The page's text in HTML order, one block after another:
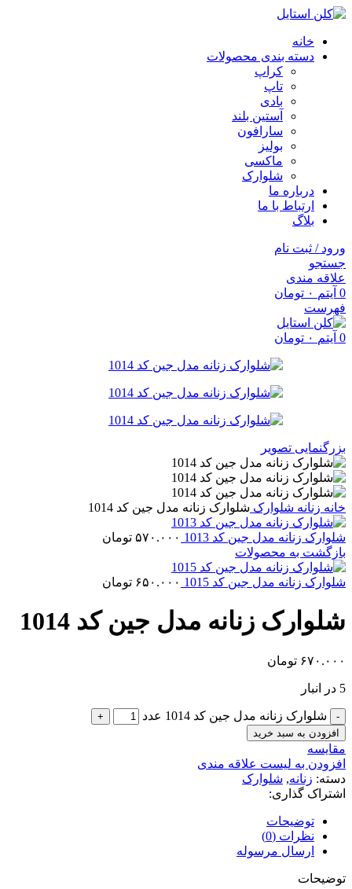
خانه
دسته بندی محصولات
کراپ
تاپ
بادی
آستین بلند
سارافون
بولیز
ماکسی
شلوارک
درباره ما
ارتباط با ما
بلاگ
ورود / ثبت نام
جستجو
علاقه مندی
0 آیتم ۰ تومان
فهرست
0 آیتم ۰ تومان
بزرگنمایی تصویر
خانه زنانه شلوارک شلوارک زنانه مدل جین کد 1014
شلوارک زنانه مدل جین کد 1013 ۵۷۰.۰۰۰ تومان
بازگشت به محصولات
شلوارک زنانه مدل جین کد 1015 ۶۵۰.۰۰۰ تومان
شلوارک زنانه مدل جین کد 1014
۶۷۰.۰۰۰ تومان
5 در انبار
شلوارک زنانه مدل جین کد 1014 عدد
افزودن به سبد خرید
مقایسه
افزودن به لیست علاقه مندی
دسته: زنانه, شلوارک
اشتراک گذاری:
توضیحات
نظرات (0)
ارسال مرسوله
توضیحات